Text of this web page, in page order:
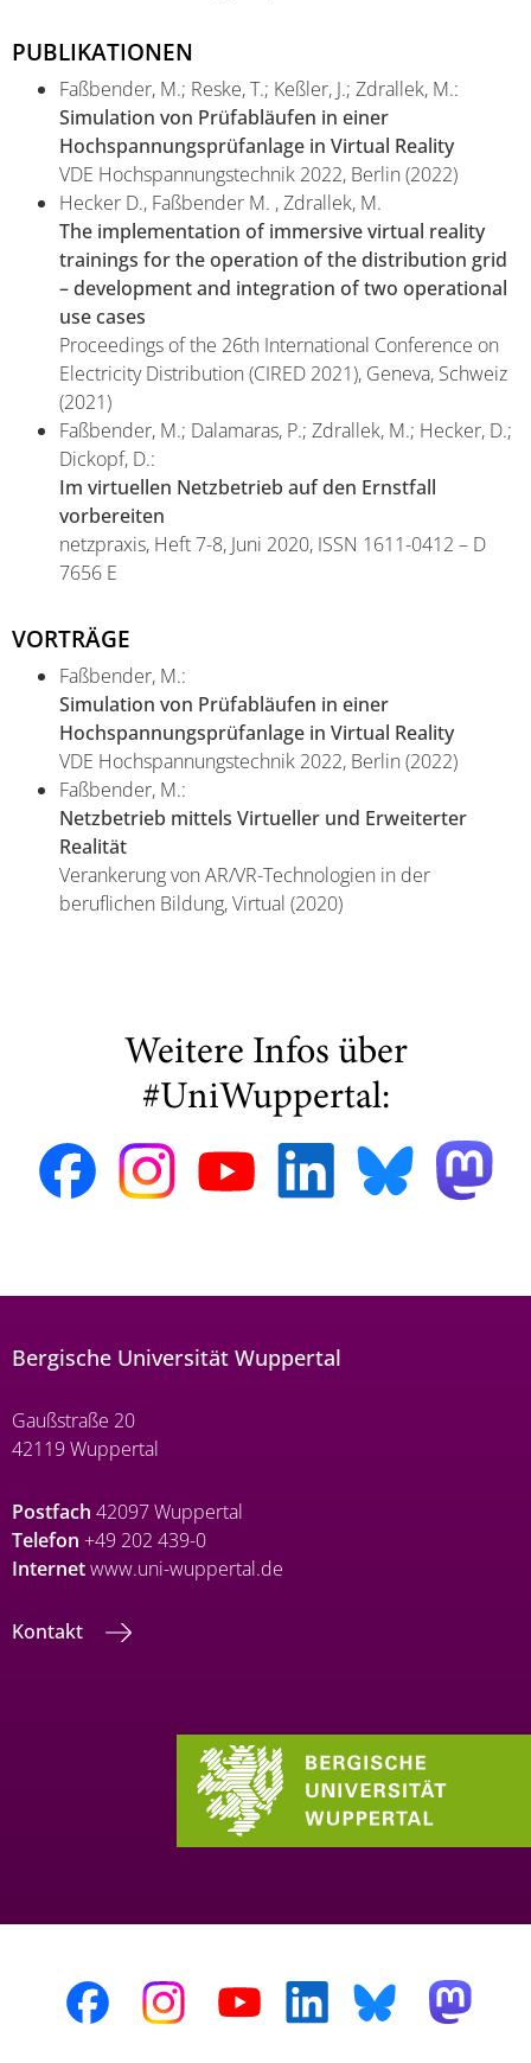
PUBLIKATIONEN
Faßbender, M.; Reske, T.; Keßler, J.; Zdrallek, M.:
Simulation von Prüfabläufen in einer
Hochspannungsprüfanlage in Virtual Reality
VDE Hochspannungstechnik 2022, Berlin (2022)
Hecker D., Faßbender M. , Zdrallek, M.
The implementation of immersive virtual reality
trainings for the operation of the distribution grid
– development and integration of two operational
use cases
Proceedings of the 26th International Conference on
Electricity Distribution (CIRED 2021), Geneva, Schweiz
(2021)
Faßbender, M.; Dalamaras, P.; Zdrallek, M.; Hecker, D.;
Dickopf, D.:
Im virtuellen Netzbetrieb auf den Ernstfall
vorbereiten
netzpraxis, Heft 7-8, Juni 2020, ISSN 1611-0412 – D
7656 E
VORTRÄGE
Faßbender, M.:
Simulation von Prüfabläufen in einer
Hochspannungsprüfanlage in Virtual Reality
VDE Hochspannungstechnik 2022, Berlin (2022)
Faßbender, M.:
Netzbetrieb mittels Virtueller und Erweiterter
Realität
Verankerung von AR/VR-Technologien in der
beruflichen Bildung, Virtual (2020)
Weitere Infos über
#UniWuppertal:
Bergische Universität Wuppertal
Gaußstraße 20
42119 Wuppertal
Postfach 42097 Wuppertal
Telefon +49 202 439-0
Internetwww.uni-wuppertal.de
Kontakt